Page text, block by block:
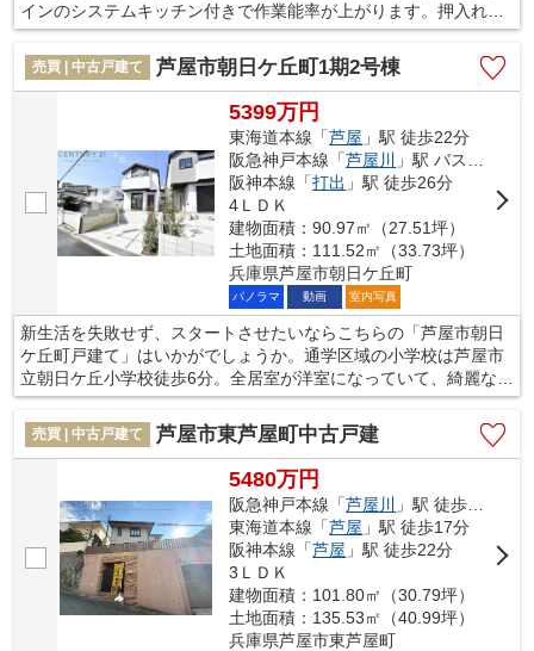
インのシステムキッチン付きで作業能率が上がります。押入れ付
きの和室があると、収納スペースに困りません。住まい探しをす
るなら、信頼と実績のある当社にご用命ください。人生に一度の
大きな買い物が失敗しないように、しっかりとサポート致しま
売買 | 中古戸建て 芦屋市朝日ケ丘町1期2号棟
5399万円
東海道本線「芦屋 」駅 徒歩22分
阪急神戸本線「芦屋川
」駅 バス16分 「朝日ヶ丘町（兵庫県）」 停歩3分
阪神本線「打出 」駅 徒歩26分
4ＬＤＫ
建物面積：90.97㎡（27.51坪）
土地面積：111.52㎡（33.73坪）
兵庫県芦屋市朝日ケ丘町
パノラマ 動画 室内写真
新生活を失敗せず、スタートさせたいならこちらの「芦屋市朝日
ケ丘町戸建て」はいかがでしょうか。通学区域の小学校は芦屋市
立朝日ケ丘小学校徒歩6分。全居室が洋室になっていて、綺麗な床
になっているんです。すぐに入居できるので、お待ちいただくこ
とはありません。住み良い環境が整っている芦屋市で新生活を始
めるのであれば、当社で不動産探しを行ってください。まずはお
問い合わせからお待ちしております。
売買 | 中古戸建て 芦屋市東芦屋町中古戸建
5480万円
阪急神戸本線「芦屋川
」駅 徒歩12分
東海道本線「芦屋 」駅 徒歩17分
阪神本線「芦屋 」駅 徒歩22分
3ＬＤＫ
建物面積：101.80㎡（30.79坪）
土地面積：135.53㎡（40.99坪）
兵庫県芦屋市東芦屋町